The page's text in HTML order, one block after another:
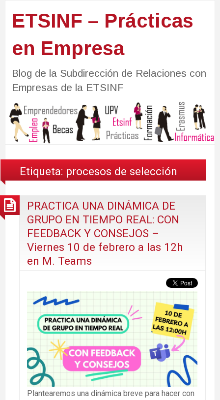
ETSINF – Prácticas
en Empresa
Blog de la Subdirección de Relaciones con
Empresas de la ETSINF
Etiqueta: procesos de selección
PRACTICA UNA DINÁMICA DE
GRUPO EN TIEMPO REAL: CON
FEEDBACK Y CONSEJOS –
Viernes 10 de febrero a las 12h
en M. Teams
Plantearemos una dinámica breve para hacer con